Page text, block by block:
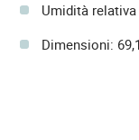
Umidità
Dimensioni: